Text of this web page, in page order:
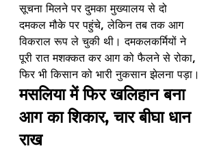
सूचना मिलने पर दुमका मुख्यालय से दो
दमकल मौके पर पहुंचे, लेकिन तब तक आग
विकराल रूप ले चुकी थी। दमकलकर्मियों ने
पूरी रात मशक्कत कर आग को फैलने से रोका,
फिर भी किसान को भारी नुकसान झेलना पड़ा।
मसलिया में फिर खलिहान बना
आग का शिकार, चार बीघा धान
राख